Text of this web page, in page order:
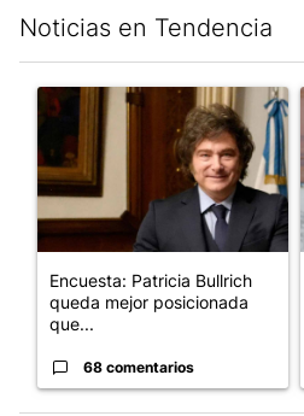
Noticias en Tendencia
Un artículo de tendencia con el
Encuesta: Patricia Bullrich
queda mejor posicionada
que...
68 comentarios